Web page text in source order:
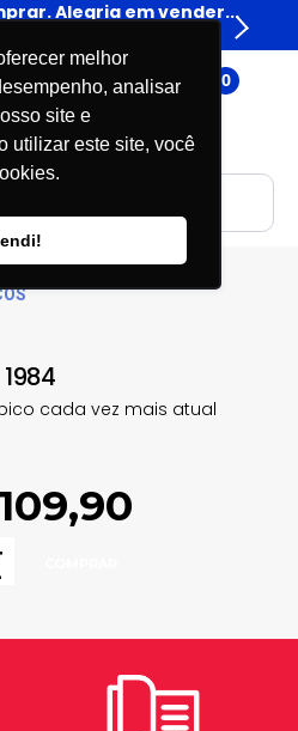
melhor
analisar
site e
utilizar este site, você
comprar. Alegria em
0
1984
cada vez mais atual